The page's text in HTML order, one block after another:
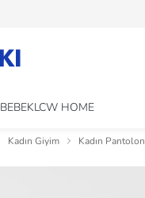
BEBEKLCW HOME
Kadın Giyim Kadın Pantolon